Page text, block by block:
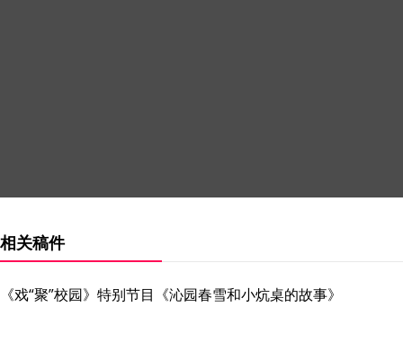
相关稿件
《戏“聚”校园》特别节目《沁园春雪和小炕桌的故事》